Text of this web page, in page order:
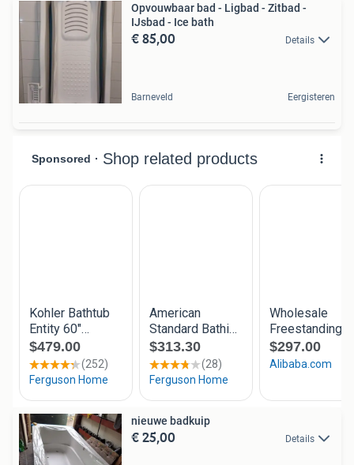
Opvouwbaar bad - Ligbad - Zitbad -
IJsbad - Ice bath
€ 85,00 Details
Barneveld Eergisteren
nieuwe badkuip
€ 25,00 Details